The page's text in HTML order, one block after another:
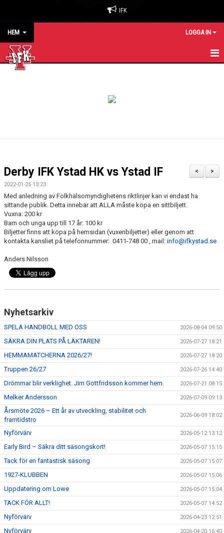
IFK
HEM LOGGA IN
KALENDER
KONTAKT
SPONSORER
>
<
Derby IFK Ystad HK vs Ystad IF
2022-01-25 13:23
Med anledning av Folkhälsomyndighetens riktlinjer kan vi endast ha
sittande publik. Detta innebär att ALLA måste köpa en sittbiljett.
Vuxna: 200 kr
Barn och unga upp till 17 år: 100 kr
Biljetter finns att köpa på hemsidan (vuxenbiljetter) eller genom att
kontakta kansliet på telefonnummer: 0411-748 00 , mail: info@ifkystad.se
Anders Nilsson
Nyhetsarkiv
SPELA HANDBOLL MED OSS 2026-08-04 09:50
SÄKRA DIN PLATS PÅ LÄKTAREN! 2026-07-27 18:21
HEMMAMATCHERNA 2026/27! 2026-07-27 18:20
Truppen 26/27 2026-07-26 14:40
Drömmar blir verklighet. Jim Gottfridsson kommer hem. 2026-07-21 08:15
Melker Andersson 2026-07-09 09:13
Årsmöte 2026 – Ett år av utveckling, stabilitet och
framtidstro
2026-06-09 18:02
Nyförvärv 2026-05-12 13:12
Early Bird – Säkra ditt säsongskort! 2026-05-07 15:15
Tack för en fantastisk säsong 2026-05-07 15:07
1927-KLUBBEN 2026-05-07 15:06
Uppdatering om Lowe 2026-05-07 15:04
TACK FÖR ALLT! 2026-05-07 14:52
Nyförvärv 2026-04-23 12:51
Nyförvärv 2026-04-20 16:40